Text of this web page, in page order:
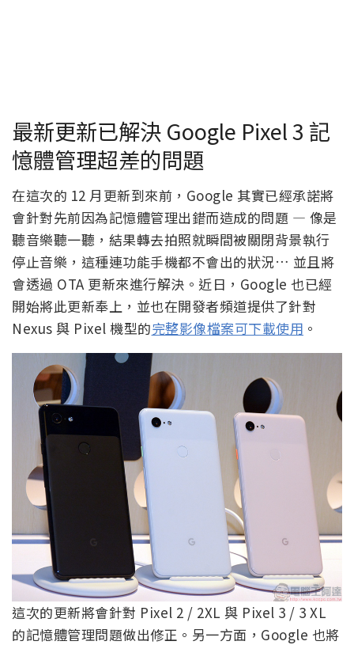
最新更新已解決 Google Pixel 3 記
憶體管理超差的問題
在這次的 12 月更新到來前，Google 其實已經承諾將
會針對先前因為記憶體管理出錯而造成的問題 — 像是
聽音樂聽一聽，結果轉去拍照就瞬間被關閉背景執行
停止音樂，這種連功能手機都不會出的狀況… 並且將
會透過 OTA 更新來進行解決。近日，Google 也已經
開始將此更新奉上，並也在開發者頻道提供了針對
Nexus 與 Pixel 機型的完整影像檔案可下載使用 。
這次的更新將會針對 Pixel 2 / 2XL 與 Pixel 3 / 3 XL
的記憶體管理問題做出修正。另一方面，Google 也將